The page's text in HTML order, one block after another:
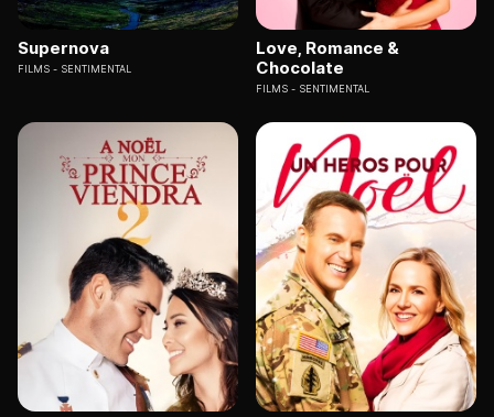
Supernova
FILMS SENTIMENTAL
Love, Romance &
Chocolate
FILMS SENTIMENTAL